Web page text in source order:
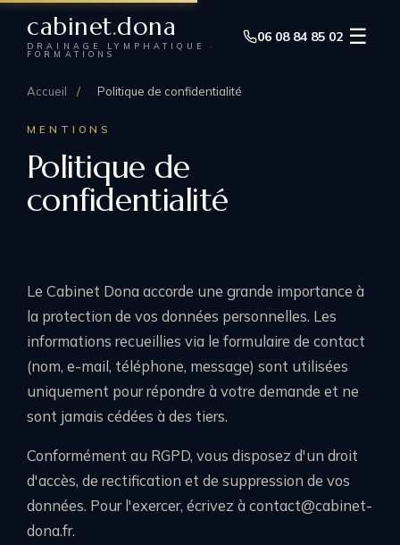
cabinet.dona
DRAINAGE LYMPHATIQUE ·
FORMATIONS
06 08 84 85 02 ☰
Accueil / Politique de confidentialité
MENTIONS
Politique de
confidentialité
Le Cabinet Dona accorde une grande importance à
la protection de vos données personnelles. Les
informations recueillies via le formulaire de contact
(nom, e-mail, téléphone, message) sont utilisées
uniquement pour répondre à votre demande et ne
sont jamais cédées à des tiers.
Conformément au RGPD, vous disposez d'un droit
d'accès, de rectification et de suppression de vos
données. Pour l'exercer, écrivez à contact@cabinet-
dona.fr.